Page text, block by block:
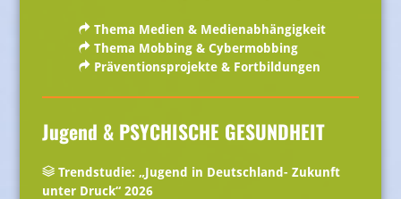
Thema Medien & Medienabhängigkeit
Thema Mobbing & Cybermobbing
Präventionsprojekte & Fortbildungen
Jugend & PSYCHISCHE GESUNDHEIT
Trendstudie: „Jugend in Deutschland- Zukunft
unter Druck“ 2026